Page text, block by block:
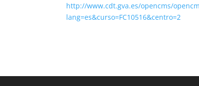
http://www.cdt.gva.es/opencms/
lang=es&curso=FC10516&centro=2